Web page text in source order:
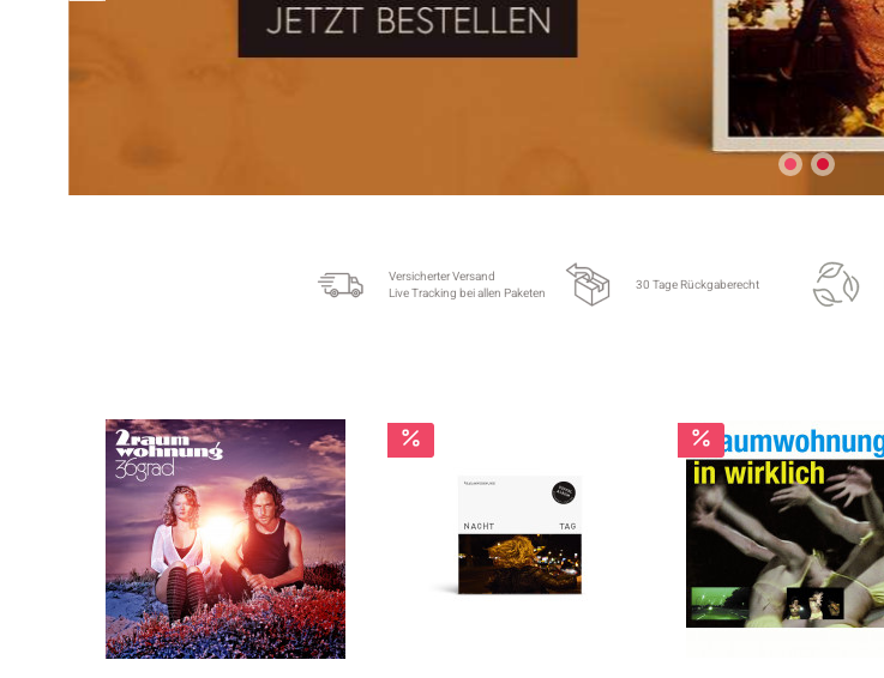
Versicherter Versand
Live Tracking bei allen Paketen
30 Tage Rückgaberecht